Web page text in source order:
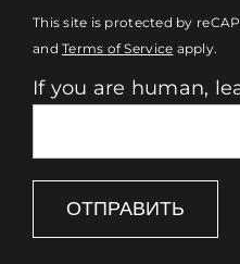
This site is protected by
andTerms of Service apply.
If you are human,
ОТПРАВИТЬ